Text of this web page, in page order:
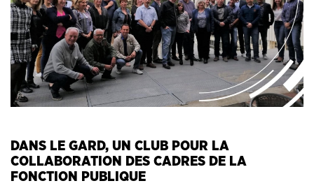
DANS LE GARD, UN CLUB POUR LA
COLLABORATION DES CADRES DE LA
FONCTION PUBLIQUE